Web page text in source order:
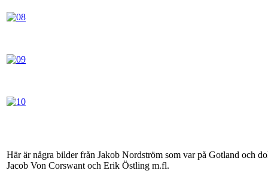
Här är några bilder från Jakob Nordström som var på Gotland och
Jacob Von Corswant och Erik Östling m.fl.